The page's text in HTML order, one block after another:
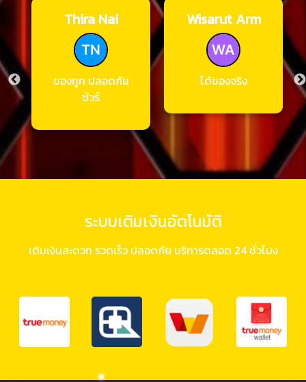
Thira Nai
ของถูก ปลอดภัย
ชัวร์
Wisarut Arm
ได้ของจริง
ระบบเติมเงินอัตโนมัติ
เติมเงินสะดวก รวดเร็ว ปลอดภัย บริการตลอด 24 ชั่วโมง